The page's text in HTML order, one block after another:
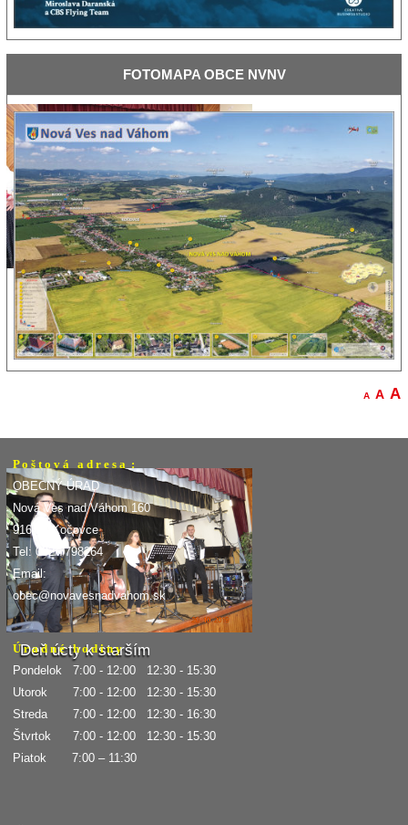
Novanské fašiangy
Deň úcty k starším
FOTOMAPAOBCE NVNV
A A A
P o š t o v á a d r e s a :
OBECNÝ ÚRAD
Nová Ves nad Váhom 160
916 31 Kočovce
Tel: 032/7798264
Email:
obec@novavesnadvahom.sk
Ú r a d n é h o d i n y
Pondelok 7:00 - 12:00 12:30 - 15:30
Utorok 7:00 - 12:00 12:30 - 15:30
Streda 7:00 - 12:00 12:30 - 16:30
Štvrtok 7:00 - 12:00 12:30 - 15:30
Piatok 7:00 – 11:30